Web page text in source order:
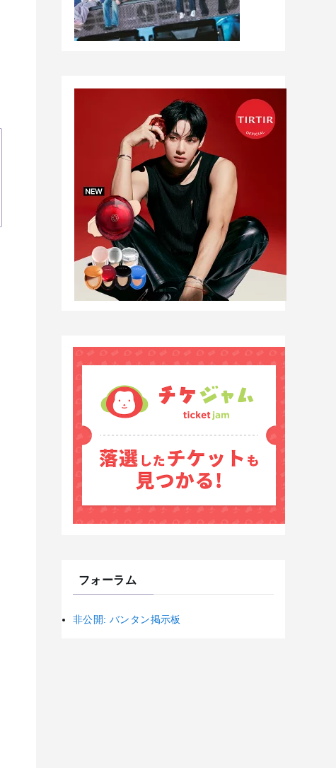
フォーラム
非公開: バンタン掲示板